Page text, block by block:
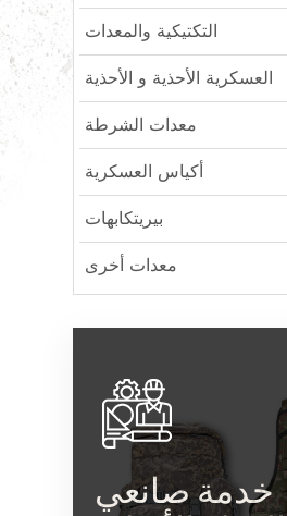
التكتيكية والمعدات
العسكرية الأحذية و الأحذية
معدات الشرطة
أكياس العسكرية
بيريتكابهات
معدات أخرى
خدمة صانعي